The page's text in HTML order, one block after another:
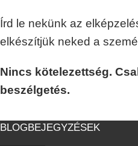
Írd le nekünk az
elkészítjük neked a
Nincs kötelezettség.
beszélgetés.
BLOGBEJEGYZÉSEK